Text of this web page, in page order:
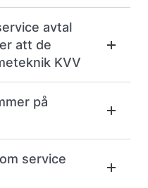
avtal
att de
KVV
på
service